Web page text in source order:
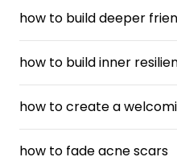
how to build deeper
how to build inner
how to create a
how to fade acne scars